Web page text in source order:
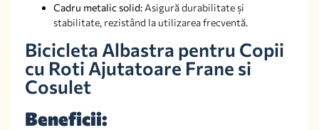
Cadru metalic solid: Asigură durabilitate și
stabilitate, rezistând la utilizarea frecventă.
Bicicleta Albastra pentru Copii
cu Roti Ajutatoare Frane si
Cosulet
Beneficii: